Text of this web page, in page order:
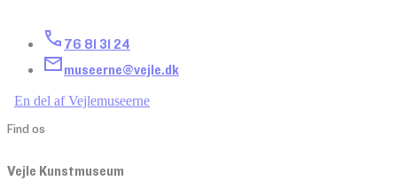
76 81 31 24
museerne@vejle.dk
En del af Vejlemuseerne
Find os
Vejle Kunstmuseum